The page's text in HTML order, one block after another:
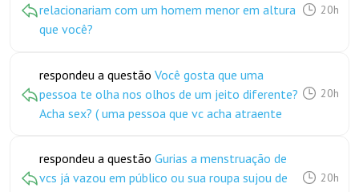
relacionariam com um homem menor em altura
que você?
20h
respondeu a questão Você gosta que uma
pessoa te olha nos olhos de um jeito diferente?
Acha sex? ( uma pessoa que vc acha atraente
20h
respondeu a questão Gurias a menstruação de
vcs já vazou em público ou sua roupa sujou de
20h